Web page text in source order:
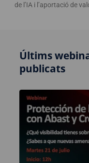
de l’IA i l’aportació de
Últims
publicats